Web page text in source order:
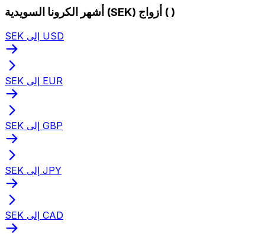
أشهر الكرونا السويدية (SEK) أزواج ( )
SEK إلى USD
SEK إلى EUR
SEK إلى GBP
SEK إلى JPY
SEK إلى CAD